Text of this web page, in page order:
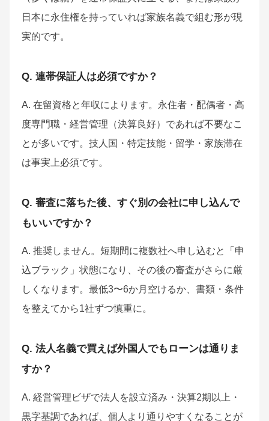
日本に永住権を持っていれば家族名義で組む形が現
実的です。
Q. 連帯保証人は必須ですか？
A. 在留資格と年収によります。永住者・配偶者・高
度専門職・経営管理（決算良好）であれば不要なこ
とが多いです。技人国・特定技能・留学・家族滞在
は事実上必須です。
Q. 審査に落ちた後、すぐ別の会社に申し込んで
もいいですか？
A. 推奨しません。短期間に複数社へ申し込むと「申
込ブラック」状態になり、その後の審査がさらに厳
しくなります。最低3〜6か月空けるか、書類・条件
を整えてから1社ずつ慎重に。
Q. 法人名義で買えば外国人でもローンは通りま
すか？
A. 経営管理ビザで法人を設立済み・決算2期以上・
黒字基調であれば、個人より通りやすくなることが